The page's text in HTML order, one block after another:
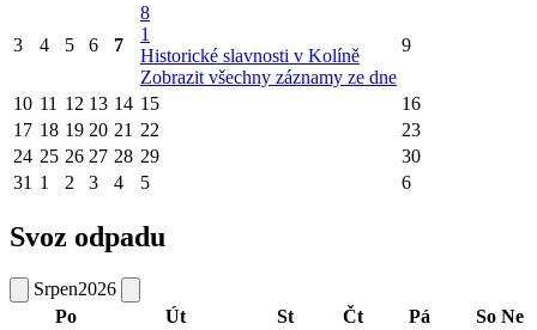
3 4 5 6 7
8
1
Historické slavnosti v Kolíně
Zobrazit všechny záznamy ze dne
9
10 11 12 13 14 15
16
17 18 19 20 21 22
23
24 25 26 27 28 29
30
31 1 2 3 4 5 6
Svoz odpadu
Srpen2026
Po
Út St Čt Pá So Ne